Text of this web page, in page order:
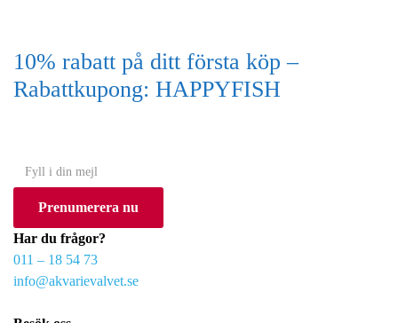
10% rabatt på ditt första köp –
Rabattkupong: HAPPYFISH
o
r
Prenumerera nu
Har du frågor?
011 – 18 54 73
info@akvarievalvet.se